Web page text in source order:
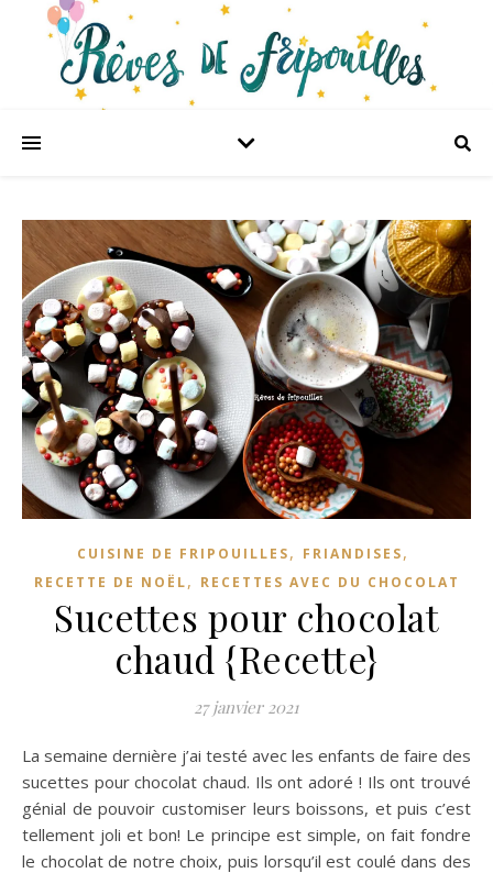
CUISINE DE FRIPOUILLES, FRIANDISES,
RECETTE DE NOËL, RECETTES AVEC DU CHOCOLAT
Sucettes pour chocolat
chaud {Recette}
27 janvier 2021
La semaine dernière j’ai testé avec les enfants de faire des
sucettes pour chocolat chaud. Ils ont adoré ! Ils ont trouvé
génial de pouvoir customiser leurs boissons, et puis c’est
tellement joli et bon! Le principe est simple, on fait fondre
le chocolat de notre choix, puis lorsqu’il est coulé dans des